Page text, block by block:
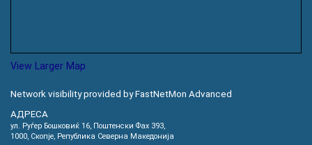
View Larger Map
Network visibility provided by FastNetMon Advanced
АДРЕСА
ул. Руѓер Бошковиќ 16, Пoштенски Фах 393,
1000, Скопје, Република Северна Македонија